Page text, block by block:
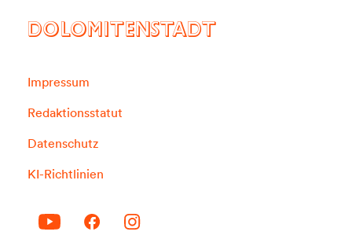
DOLOMITENSTADT
Impressum
Redaktionsstatut
Datenschutz
KI-Richtlinien